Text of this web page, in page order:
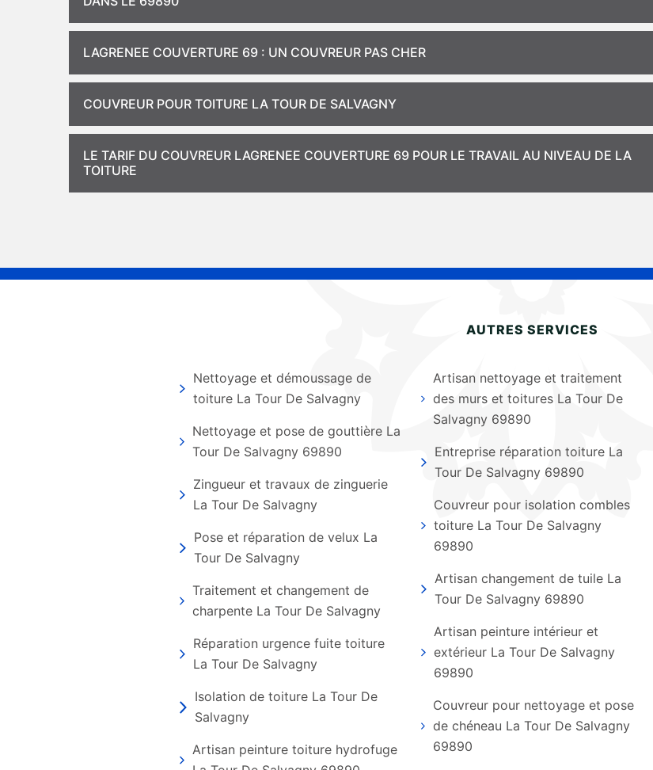
LAGRENEE COUVERTURE 69 : UN COUVREUR PAS CHER
COUVREUR POUR TOITURE LA TOUR DE SALVAGNY
LE TARIF DU COUVREUR LAGRENEE COUVERTURE 69 POUR LE TRAVAIL AU NIVEAU DE LA
TOITURE
AUTRES SERVICES
Nettoyage et démoussage de
toiture La Tour De Salvagny
Nettoyage et pose de gouttière La
Tour De Salvagny 69890
Zingueur et travaux de zinguerie
La Tour De Salvagny
Pose et réparation de velux La
Tour De Salvagny
Traitement et changement de
charpente La Tour De Salvagny
Réparation urgence fuite toiture
La Tour De Salvagny
Isolation de toiture La Tour De
Salvagny
Artisan peinture toiture hydrofuge
Artisan nettoyage et traitement
des murs et toitures La Tour De
Salvagny 69890
Entreprise réparation toiture La
Tour De Salvagny 69890
Couvreur pour isolation combles
toiture La Tour De Salvagny
69890
Artisan changement de tuile La
Tour De Salvagny 69890
Artisan peinture intérieur et
extérieur La Tour De Salvagny
69890
Couvreur pour nettoyage et pose
de chéneau La Tour De Salvagny
69890